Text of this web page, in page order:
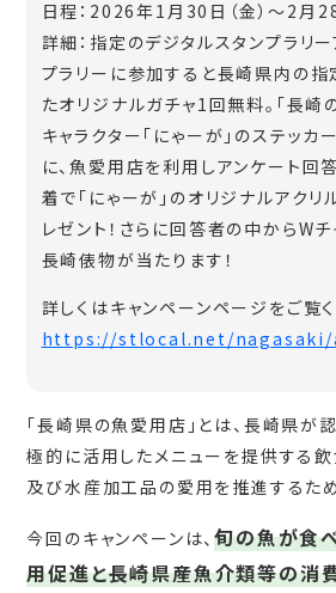
日程：2026年1月30日（金）～2月28
詳細：指定のデジタルスタンプラリー
プラリーに参加すると長崎県内の
たオリジナルガチャ1回無料。「長崎
キャラクター「にゃーが」のステッカ
に、魚愛用店を利用しアンケート回
着で「にゃーが」のオリジナルアク
レゼント！さらに回答者の中からW
長崎俵物が当たります！
詳しくはキャンペーンページをご覧
https://stlocal.net/nagasaki/
「長崎県の魚愛用店」とは、長崎県が
極的に活用したメニューを提供する
及び水産加工品の愛用を推進するた
今回のキャンペーンは、旬の魚が食
用促進と長崎県産魚介類等の消